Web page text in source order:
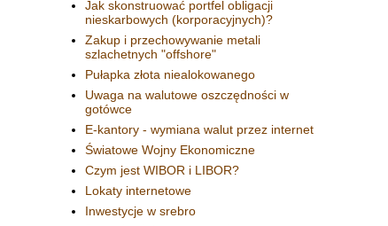
Jak skonstruować portfel obligacji
nieskarbowych (korporacyjnych)?
Zakup i przechowywanie metali
szlachetnych "offshore"
Pułapka złota niealokowanego
Uwaga na walutowe oszczędności w
gotówce
E-kantory - wymiana walut przez internet
Światowe Wojny Ekonomiczne
Czym jest WIBOR i LIBOR?
Lokaty internetowe
Inwestycje w srebro